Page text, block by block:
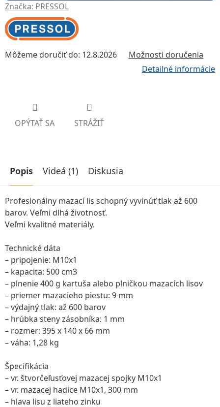
Značka: PRESSOL
Môžeme doručiť do: 12.8.2026 Možnosti doručenia
Detailné informácie
OPÝTAŤ SA STRÁŽIŤ
Popis Videá (1) Diskusia
Profesionálny mazací lis schopný vyvinúť tlak až 600
barov. Veľmi dlhá životnosť.
Veľmi kvalitné materiály.
Technické dáta
– pripojenie: M10x1
– kapacita: 500 cm3
– plnenie 400 g kartuša alebo plničkou mazacích lisov
– priemer mazacieho piestu: 9 mm
– výdajný tlak: až 600 barov
– hrúbka steny zásobníka: 1 mm
– rozmer: 395 x 140 x 66 mm
– váha: 1,28 kg
Špecifikácia
– vr. štvorčeľusťovej mazacej spojky M10x1
– vr. mazacej hadice M10x1, 300 mm
– hlava lisu z liateho zinku